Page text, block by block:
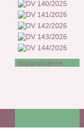
doporučujeme